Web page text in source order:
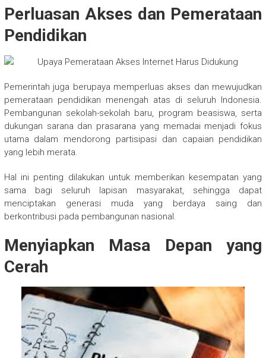
Perluasan Akses dan Pemerataan
Pendidikan
Pemerintah juga berupaya memperluas akses dan mewujudkan
pemerataan pendidikan menengah atas di seluruh Indonesia.
Pembangunan sekolah-sekolah baru, program beasiswa, serta
dukungan sarana dan prasarana yang memadai menjadi fokus
utama dalam mendorong partisipasi dan capaian pendidikan
yang lebih merata.
Hal ini penting dilakukan untuk memberikan kesempatan yang
sama bagi seluruh lapisan masyarakat, sehingga dapat
menciptakan generasi muda yang berdaya saing dan
berkontribusi pada pembangunan nasional.
Menyiapkan Masa Depan yang
Cerah